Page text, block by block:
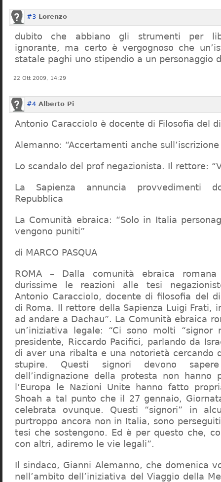
#3 Lorenzo
dubito che abbiano gli strumenti per
ignorante, ma certo è vergognoso che
statale paghi uno stipendio a un personaggio
22 Ott 2009, 14:29
#4 Alberto Pi
Antonio Caracciolo è docente di Filosofia del
Alemanno: “Accertamenti anche
Lo scandalo del prof negazionista. Il rettore:
La Sapienza annuncia provvedimenti
Repubblica
La Comunità ebraica: “Solo in Italia
vengono puniti”
di MARCO PASQUA
ROMA – Dalla comunità ebraica
durissime le reazioni alle tesi
Antonio Caracciolo, docente di filosofia del
di Roma. Il rettore della Sapienza Luigi Frati,
ad andare a Dachau”. La Comunità ebraica
un’iniziativa legale: “Ci sono molti “signor
presidente, Riccardo Pacifici, parlando da
di aver una ribalta e una notorietà cercando
stupire. Questi signori devono
dell’indignazione della protesta non hanno
l’Europa le Nazioni Unite hanno fatto
Shoah a tal punto che il 27 gennaio,
celebrata ovunque. Questi “signori” in
purtroppo ancora non in Italia, sono
tesi che sostengono. Ed è per questo che,
con altri, adiremo le vie legali”.
Il sindaco, Gianni Alemanno, che domenica
nell’ambito dell’iniziativa del Viaggio della